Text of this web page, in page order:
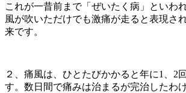
これが一昔前まで「ぜいたく病」といわ
風が吹いただけでも激痛が走ると表現さ
来です。
２、痛風は、ひとたびかかると年に1、2
す。数日間で痛みは治まるが完治したわ